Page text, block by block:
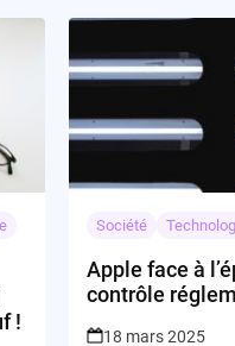
!
Société
Apple face à
contrôle
18 mars 2025